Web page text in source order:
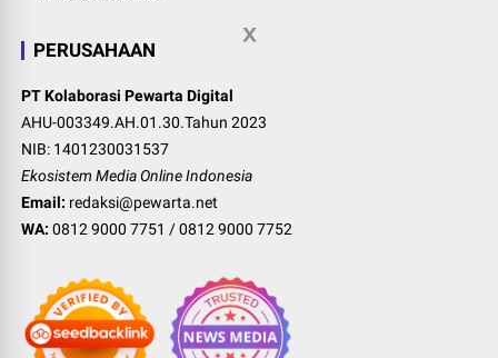
PERUSAHAAN
PT Kolaborasi Pewarta Digital
AHU-003349.AH.01.30.Tahun 2023
NIB: 1401230031537
Ekosistem Media Online Indonesia
Email: redaksi@pewarta.net
WA: 0812 9000 7751 /0812 9000 7752